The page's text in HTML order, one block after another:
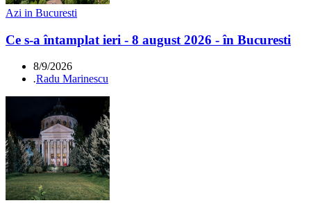
Azi in Bucuresti
Ce s-a întamplat ieri - 8 august 2026 - în Bucuresti
8/9/2026
.Radu Marinescu